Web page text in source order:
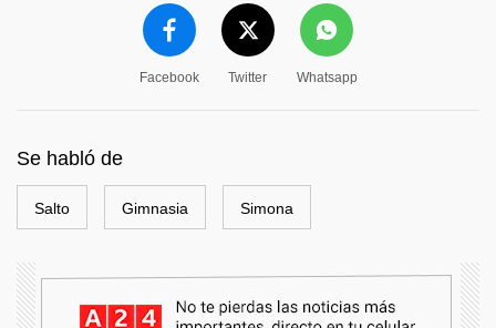
Facebook Twitter Whatsapp
Se habló de
Salto Gimnasia Simona